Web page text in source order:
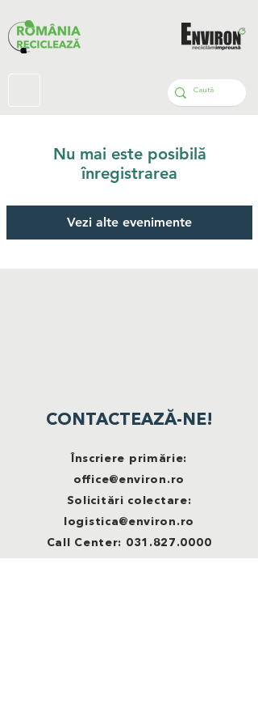
Nu mai este posibilă
înregistrarea
Vezi alte evenimente
CONTACTEAZĂ-NE!
Înscriere primărie:
office@environ.ro
Solicitări colectare:
logistica@environ.ro
Call Center: 031.827.0000